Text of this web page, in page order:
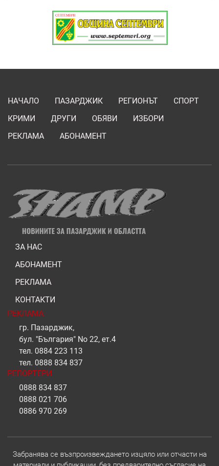
НАЧАЛО ПАЗАРДЖИК РЕГИОНЪТ
СПОРТ
КРИМИ
ДРУГИ ОБЯВИ
ИЗБОРИ
РЕКЛАМА
АБОНАМЕНТ
ЗА НАС
АБОНАМЕНТ
РЕКЛАМА
КОНТАКТИ
РЕКЛАМА
гр. Пазарджик,
бул. "България" No 22, ет.4
тел. 0884 223 113
тел. 0888 834 837
РЕПОРТЕРИ
0888 834 837
0888 021 706
0886 970 269
Забранява се възпроизвеждането изцяло или отчасти на